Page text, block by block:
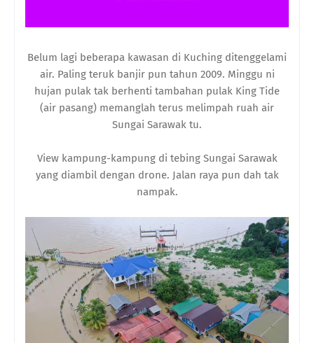
Belum lagi beberapa kawasan di Kuching ditenggelami
air. Paling teruk banjir pun tahun 2009. Minggu ni
hujan pulak tak berhenti tambahan pulak King Tide
(air pasang) memanglah terus melimpah ruah air
Sungai Sarawak tu.
View kampung-kampung di tebing Sungai Sarawak
yang diambil dengan drone. Jalan raya pun dah tak
nampak.